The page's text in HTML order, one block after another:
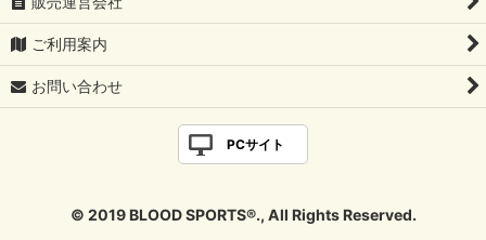
NSX
ご利用案内
お問い合わせ
PCサイト
© 2019 BLOOD SPORTS®., All Rights Reserved.